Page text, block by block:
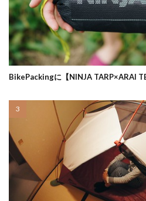
BikePackingに【NINJA TARP×ARAI